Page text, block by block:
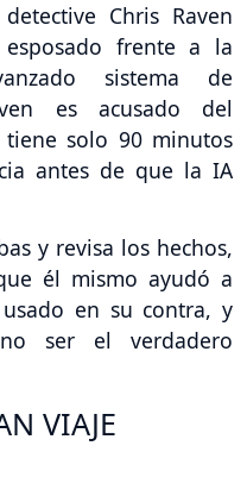
Chris Raven
frente a la
sistema de
es acusado del
solo 90 minutos
antes de que la IA
y revisa los hechos,
él mismo ayudó a
en su contra, y
ser el verdadero
VIAJE